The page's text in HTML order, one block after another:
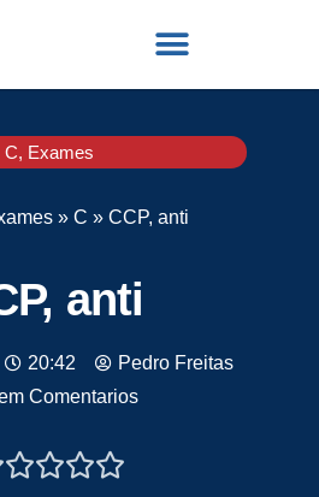
C, Exames
» C » CCP, anti
anti
20:42
Pedro Freitas
Comentarios
